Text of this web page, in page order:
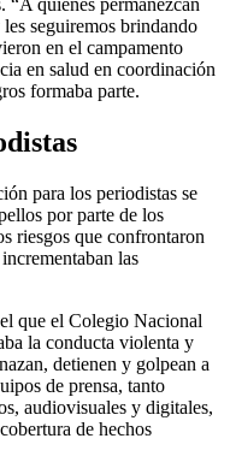
“A quienes permanezcan
seguiremos brindando
en el campamento
en salud en coordinación
formaba parte.
para los periodistas se
por parte de los
riesgos que confrontaron
las
que el Colegio Nacional
la conducta violenta y
detienen y golpean a
de prensa, tanto
audiovisuales y digitales,
de hechos